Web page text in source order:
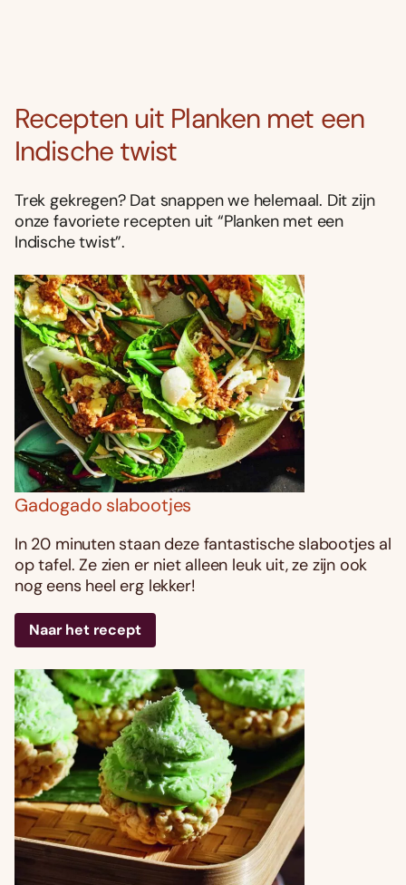
Recepten uit Planken met een
Indische twist
Trek gekregen? Dat snappen we helemaal. Dit zijn
onze favoriete recepten uit “Planken met een
Indische twist”.
Gadogado slabootjes
In 20 minuten staan deze fantastische slabootjes al
op tafel. Ze zien er niet alleen leuk uit, ze zijn ook
nog eens heel erg lekker!
Naar het recept